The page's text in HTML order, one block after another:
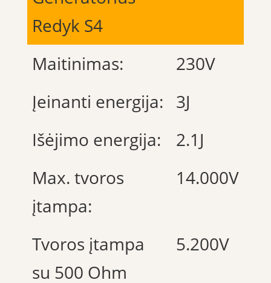
Redyk S4
Maitinimas:
230V
Įeinanti energija:
3J
Išėjimo energija:
2.1J
Max. tvoros
įtampa:
14.000V
Tvoros įtampa
su 500 Ohm
5.200V